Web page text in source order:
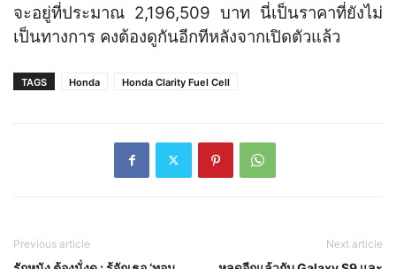
จะอยู่ที่ประมาณ 2,196,509 บาท นี่เป็นราคาที่ยังไม่
เป็นทางการ คงต้องดูกันอีกทีหลังจากเปิดตัวแล้ว
TAGS Honda Honda Clarity Fuel Cell
Previous article Next article